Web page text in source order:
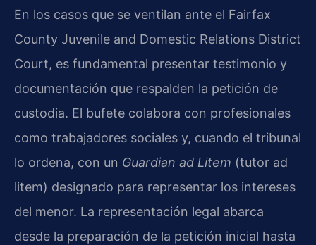
En los casos que se ventilan ante el Fairfax
County Juvenile and Domestic Relations District
Court, es fundamental presentar testimonio y
documentación que respalden la petición de
custodia. El bufete colabora con profesionales
como trabajadores sociales y, cuando el tribunal
lo ordena, con un Guardian ad Litem (tutor ad
litem) designado para representar los intereses
del menor. La representación legal abarca
desde la preparación de la petición inicial hasta